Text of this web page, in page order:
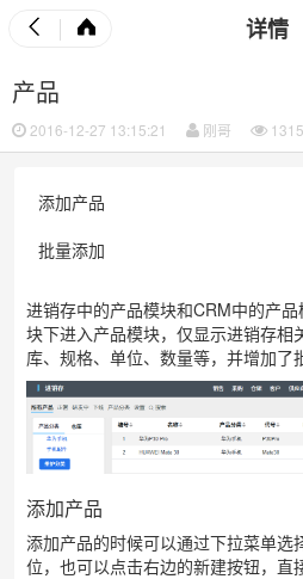
详情
产品
2016-12-27 13:15:21 刚哥
添加产品
批量添加
进销存中的产品模块和CRM中的产
块下进入产品模块，仅显示进销存相
库、规格、单位、数量等，并增加了
添加产品
添加产品的时候可以通过下拉菜单选
位，也可以点击右边的新建按钮，直